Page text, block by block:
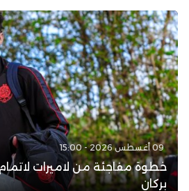
09 أغسطس 2026 - 15:00
خطوة مفاجئة من لاميرات
بركان